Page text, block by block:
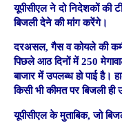
यूपीसीएल ने दो निदेशकों की
बिजली देने की मांग करेंगे।
दरअसल, गैस व कोयले की
पिछले आठ दिनों में 250
बाजार में उपलब्ध हो पाई है।
किसी भी कीमत पर बिजली ही
यूपीसीएल के मुताबिक, जो